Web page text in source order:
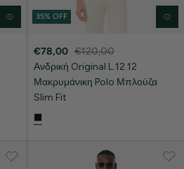
35% OFF
€78,00 €120,00
Ανδρική Original L.12.12
Μακρυμάνικη Polo Μπλούζα
Slim Fit